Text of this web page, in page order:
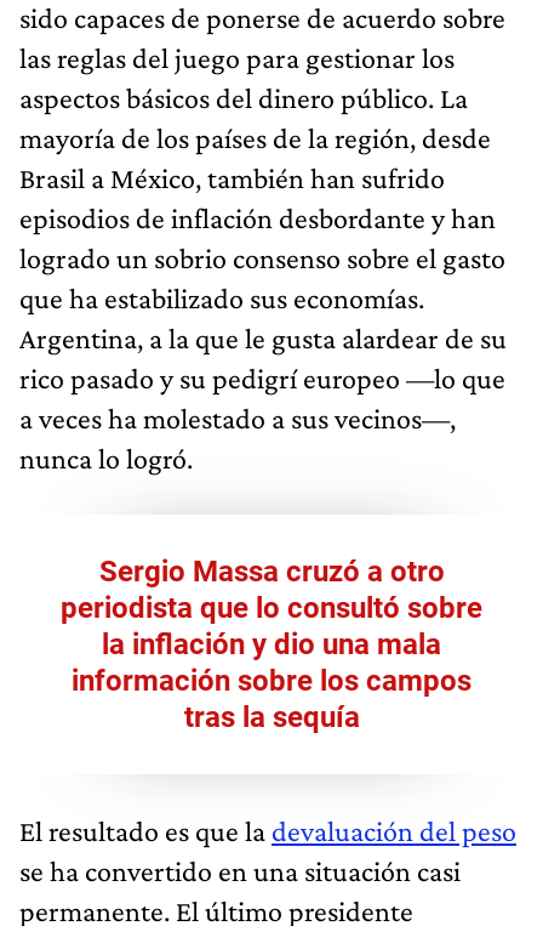
sido capaces de ponerse de acuerdo sobre
las reglas del juego para gestionar los
aspectos básicos del dinero público. La
mayoría de los países de la región, desde
Brasil a México, también han sufrido
episodios de inflación desbordante y han
logrado un sobrio consenso sobre el gasto
que ha estabilizado sus economías.
Argentina, a la que le gusta alardear de su
rico pasado y su pedigrí europeo —lo que
a veces ha molestado a sus vecinos—,
nunca lo logró.
Sergio Massa cruzó a otro
periodista que lo consultó sobre
la inflación y dio una mala
información sobre los campos
tras la sequía
El resultado es que la devaluación del peso
se ha convertido en una situación casi
permanente. El último presidente